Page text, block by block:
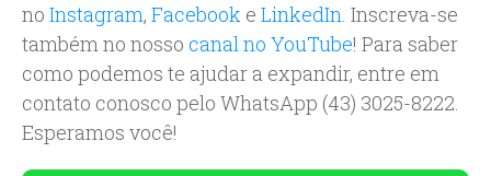
no Instagram, Facebook e LinkedIn. Inscreva-se
também no nosso canal no YouTube! Para saber
como podemos te ajudar a expandir, entre em
contato conosco pelo WhatsApp (43) 3025-8222.
Esperamos você!